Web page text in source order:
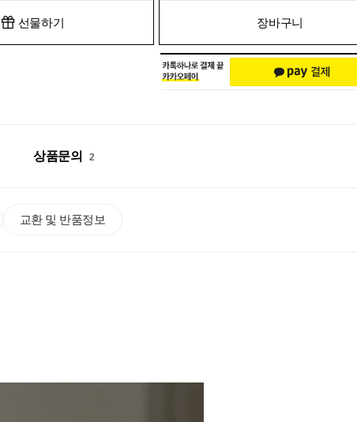
선물하기 장바구니
상품문의 2
교환 및 반품정보